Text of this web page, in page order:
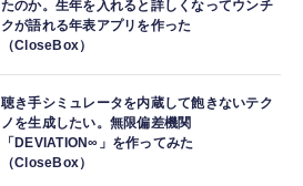
たのか。生年を入れると詳しくなってウンチ
クが語れる年表アプリを作った
（CloseBox）
聴き手シミュレータを内蔵して飽きないテク
ノを生成したい。無限偏差機関
「DEVIATION∞」を作ってみた
（CloseBox）